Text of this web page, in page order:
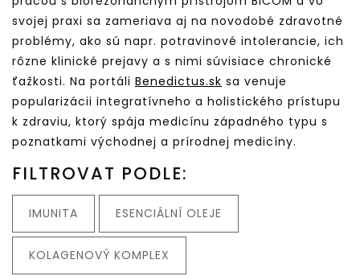
svojej praxi sa zameriava aj na novodobé zdravotné
problémy, ako sú napr. potravinové intolerancie, ich
rôzne klinické prejavy a s nimi súvisiace chronické
ťažkosti. Na portáli Benedictus.sk sa venuje
popularizácii integratívneho a holistického prístupu
k zdraviu, ktorý spája medicínu západného typu s
poznatkami východnej a prírodnej medicíny.
FILTROVAT PODLE:
IMUNITA ESENCIÁLNÍ OLEJE
KOLAGENOVÝ KOMPLEX